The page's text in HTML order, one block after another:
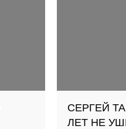
СЕРГЕЙ
ЛЕТ НЕ